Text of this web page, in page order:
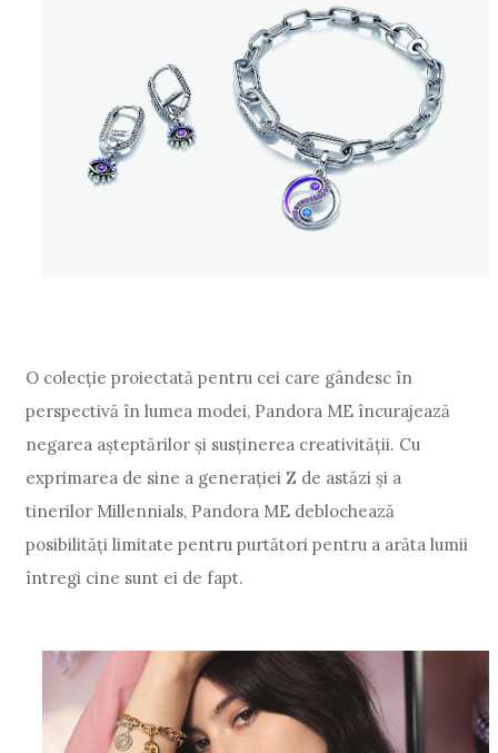
O colecție proiectată pentru cei care gândesc în
perspectivă în lumea modei, Pandora ME încurajează
negarea așteptărilor și susținerea creativității. Cu
exprimarea de sine a generației Z de astăzi și a
tinerilor Millennials, Pandora ME deblochează
posibilități limitate pentru purtători pentru a arăta lumii
întregi cine sunt ei de fapt.